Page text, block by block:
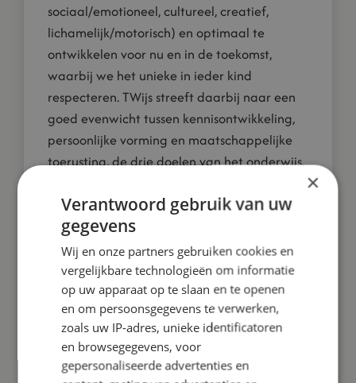
sociaal/emotioneel, cultureel, creatief,
lichamelijk/motorisch) en optimaal te
ontwikkelen voor nu en in de toekomst,
waarbij we het unieke in ieder kind
respecteren. TWijs streeft daarbij naar een
goed evenwicht tussen kennisontwikkeling,
persoonlijke vorming en maatschappelijke
toerusting, de drie doelen van het onderwijs.
Wij stimuleren kinderen om hun eigen
verantwoordelijkheid te nemen en te leren
om zelfstandig, kritisch en respectvol samen
te leven. Dat willen we onze leerlingen ook
laten ervaren op school en meegeven in een
wereld die gekenmerkt wordt door snelle
veranderingen en het stellen van steeds
hogere eisen.
Visie
×
Verantwoord gebruik van uw
gegevens
Wij en onze partners gebruiken cookies en
vergelijkbare technologieën om informatie
op uw apparaat op te slaan en te openen
en om persoonsgegevens te verwerken,
zoals uw IP-adres, unieke identificatoren
en browsegegevens, voor
gepersonaliseerde advertenties en